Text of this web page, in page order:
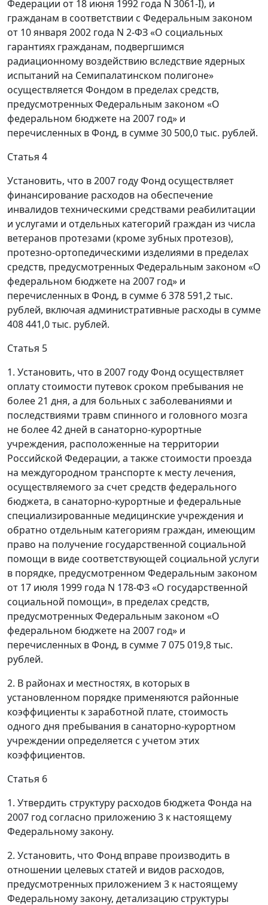
Федерации от 18 июня 1992 года N 3061-I), и
гражданам в соответствии с Федеральным законом
от 10 января 2002 года N 2-ФЗ «О социальных
гарантиях гражданам, подвергшимся
радиационному воздействию вследствие ядерных
испытаний на Семипалатинском полигоне»
осуществляется Фондом в пределах средств,
предусмотренных Федеральным законом «О
федеральном бюджете на 2007 год» и
перечисленных в Фонд, в сумме 30 500,0 тыс. рублей.
Статья 4
Установить, что в 2007 году Фонд осуществляет
финансирование расходов на обеспечение
инвалидов техническими средствами реабилитации
и услугами и отдельных категорий граждан из числа
ветеранов протезами (кроме зубных протезов),
протезно-ортопедическими изделиями в пределах
средств, предусмотренных Федеральным законом «О
федеральном бюджете на 2007 год» и
перечисленных в Фонд, в сумме 6 378 591,2 тыс.
рублей, включая административные расходы в сумме
408 441,0 тыс. рублей.
Статья 5
1. Установить, что в 2007 году Фонд осуществляет
оплату стоимости путевок сроком пребывания не
более 21 дня, а для больных с заболеваниями и
последствиями травм спинного и головного мозга
не более 42 дней в санаторно-курортные
учреждения, расположенные на территории
Российской Федерации, а также стоимости проезда
на междугородном транспорте к месту лечения,
осуществляемого за счет средств федерального
бюджета, в санаторно-курортные и федеральные
специализированные медицинские учреждения и
обратно отдельным категориям граждан, имеющим
право на получение государственной социальной
помощи в виде соответствующей социальной услуги
в порядке, предусмотренном Федеральным законом
от 17 июля 1999 года N 178-ФЗ «О государственной
социальной помощи», в пределах средств,
предусмотренных Федеральным законом «О
федеральном бюджете на 2007 год» и
перечисленных в Фонд, в сумме 7 075 019,8 тыс.
рублей.
2. В районах и местностях, в которых в
установленном порядке применяются районные
коэффициенты к заработной плате, стоимость
одного дня пребывания в санаторно-курортном
учреждении определяется с учетом этих
коэффициентов.
Статья 6
1. Утвердить структуру расходов бюджета Фонда на
2007 год согласно приложению 3 к настоящему
Федеральному закону.
2. Установить, что Фонд вправе производить в
отношении целевых статей и видов расходов,
предусмотренных приложением 3 к настоящему
Федеральному закону, детализацию структуры